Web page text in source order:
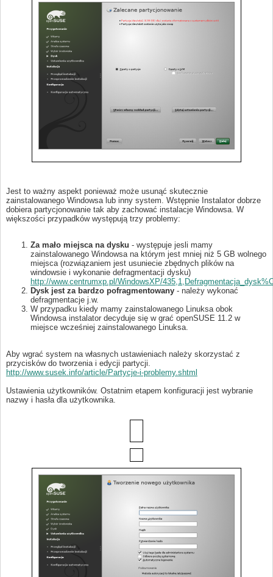
Jest to ważny aspekt ponieważ może usunąć skutecznie
zainstalowanego Windowsa lub inny system. Wstępnie Instalator dobrze
dobiera partycjonowanie tak aby zachować instalacje Windowsa. W
większości przypadków występują trzy problemy:
Za mało miejsca na dysku - występuje jesli mamy
zainstalowanego Windowsa na którym jest mniej niż 5 GB wolnego
miejsca (rozwiązaniem jest usuniecie zbędnych plików na
windowsie i wykonanie defragmentacji dysku)
http://www.centrumxp.pl/WindowsXP/
Dysk jest za bardzo pofragmentowany- należy wykonać
defragmentacje j.w.
W przypadku kiedy mamy zainstalowanego Linuksa obok
Windowsa instalator decyduje się w grać openSUSE 11.2 w
miejsce wcześniej zainstalowanego Linuksa.
Aby wgrać system na własnych ustawieniach należy skorzystać z
przycisków do tworzenia i edycji partycji.
http://www.susek.info/article/Partycje-i-problemy.shtml
Ustawienia użytkowników. Ostatnim etapem konfiguracji jest wybranie
nazwy i hasła dla użytkownika.